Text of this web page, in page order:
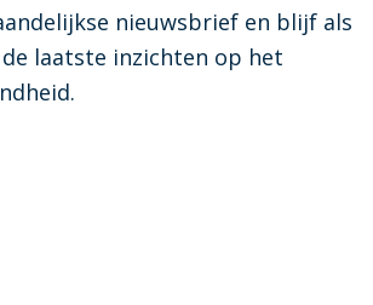
nieuwsbrief en blijf als
laatste inzichten op het